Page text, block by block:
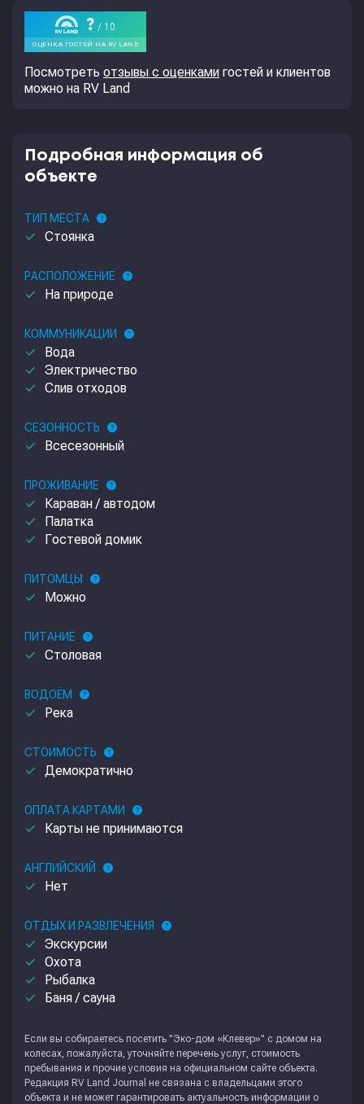
Посмотреть отзывы с оценками гостей и клиентов
можно на RV Land
Подробная информация об
объекте
ТИП МЕСТА help
done Стоянка
РАСПОЛОЖЕНИЕ help
done На природе
КОММУНИКАЦИИ help
done Вода
done Электричество
done Слив отходов
СЕЗОННОСТЬ help
done Всесезонный
ПРОЖИВАНИЕ help
done Караван / автодом
done Палатка
done Гостевой домик
ПИТОМЦЫ help
done Можно
ПИТАНИЕ help
done Столовая
ВОДОЁМ help
done Река
СТОИМОСТЬ help
done Демократично
ОПЛАТА КАРТАМИ help
done Карты не принимаются
АНГЛИЙСКИЙ help
done Нет
ОТДЫХ И РАЗВЛЕЧЕНИЯ help
done Экскурсии
done Охота
done Рыбалка
done Баня / сауна
Если вы собираетесь посетить "Эко-дом «Клевер»" с домом на
колесах, пожалуйста, уточняйте перечень услуг, стоимость
пребывания и прочие условия на официальном сайте объекта.
Редакция RV Land Journal не связана с владельцами этого
объекта и не может гарантировать актуальность информации о